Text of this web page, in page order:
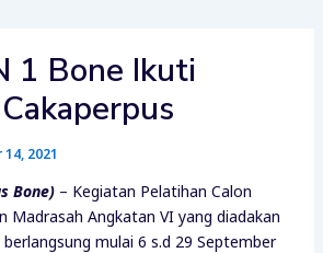
1 Bone Ikuti
2021
Bone) – Kegiatan Pelatihan Calon
Madrasah Angkatan VI yang diadakan
mulai 6 s.d 29 September